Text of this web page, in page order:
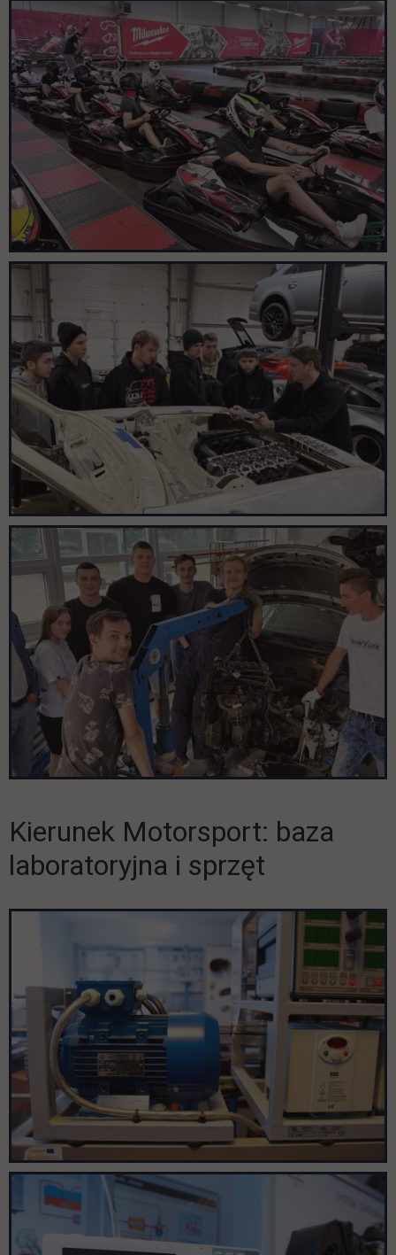
Kierunek Motorsport: baza
laboratoryjna i sprzęt
Pomiń galerię